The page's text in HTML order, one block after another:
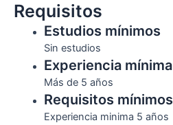
Requisitos
Estudios mínimos
Sin estudios
Experiencia mínima
Más de 5 años
Requisitos mínimos
Experiencia minima 5 años